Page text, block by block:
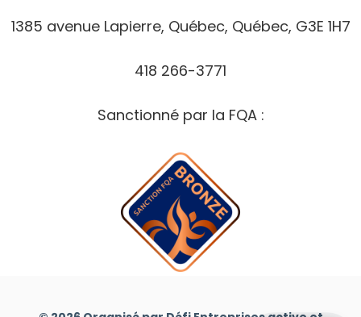
1385 avenue Lapierre, Québec, Québec, G3E 1H7
418 266-3771
Sanctionné par la FQA :